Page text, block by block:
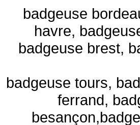
badgeuse
havre,
badgeuse brest,
badgeuse tours,
ferrand,